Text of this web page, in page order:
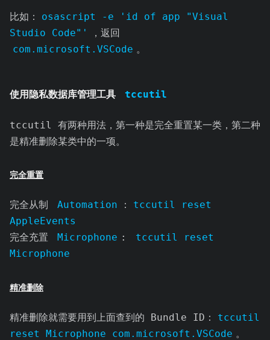
比如：
osascript -e 'id of app "Visual
Studio Code"'
，返回
com.microsoft.VSCode 。
使用隐私数据库管理工具 tccutil
tccutil 有两种用法，第一种是完全重置某一类，第二种
是精准删除某类中的一项。
完全重置
完全从制 Automation ：
tccutil reset
AppleEvents
完全充置
Microphone :
tccutil reset
Microphone
精准删除
精准删除就需要用到上面查到的 Bundle ID：
tccutil
reset Microphone com.microsoft.VSCode 。